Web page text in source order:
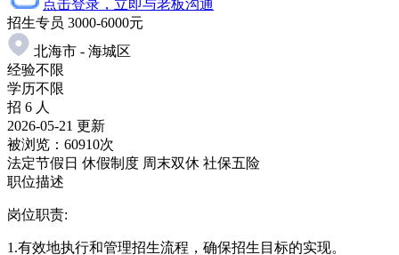
点击登录，立即与老板沟通
招生专员 3000-6000元
北海市 - 海城区
经验不限
学历不限
招 6 人
2026-05-21 更新
被浏览： 60910次
法定节假日 休假制度 周末双休 社保五险
职位描述
岗位职责:
1.有效地执行和管理招生流程，确保招生目标的实现。